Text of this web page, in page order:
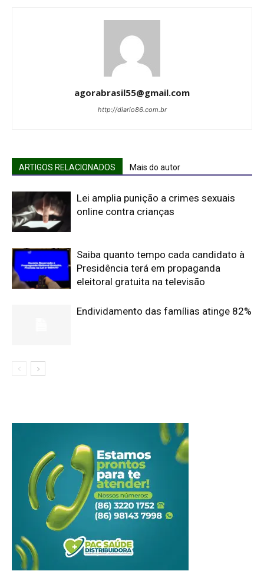
agorabrasil55@gmail.com
http://diario86.com.br
ARTIGOS RELACIONADOS Mais do autor
Lei amplia punição a crimes sexuais
online contra crianças
Saiba quanto tempo cada candidato à
Presidência terá em propaganda
eleitoral gratuita na televisão
Endividamento das famílias atinge 82%